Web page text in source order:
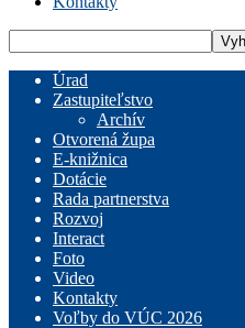
Úrad
Zastupiteľstvo
Archív
Otvorená župa
E-knižnica
Dotácie
Rada partnerstva
Rozvoj
Interact
Foto
Video
Kontakty
Voľby do VÚC 2026